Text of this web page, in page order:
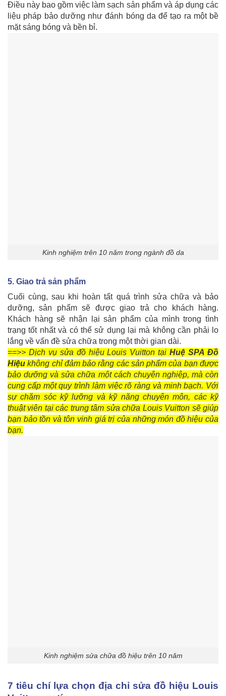
Điều này bao gồm việc làm sạch sản phẩm và áp dụng các
liệu pháp bảo dưỡng như đánh bóng da để tạo ra một bề
mặt sáng bóng và bền bỉ.
Kinh nghiệm trên 10 năm trong ngành đồ da
5. Giao trả sản phẩm
Cuối cùng, sau khi hoàn tất quá trình sửa chữa và bảo
dưỡng, sản phẩm sẽ được giao trả cho khách hàng.
Khách hàng sẽ nhận lại sản phẩm của mình trong tình
trạng tốt nhất và có thể sử dụng lại mà không cần phải lo
lắng về vấn đề sửa chữa trong một thời gian dài.
==>> Dịch vụ sửa đồ hiệu Louis Vuitton tạiHuệ SPA Đồ
Hiệu không chỉ đảm bảo rằng các sản phẩm của bạn được
bảo dưỡng và sửa chữa một cách chuyên nghiệp, mà còn
cung cấp một quy trình làm việc rõ ràng và minh bạch. Với
sự chăm sóc kỹ lưỡng và kỹ năng chuyên môn, các kỹ
thuật viên tại các trung tâm sửa chữa Louis Vuitton sẽ giúp
bạn bảo tồn và tôn vinh giá trị của những món đồ hiệu của
bạn.
Kinh nghiệm sửa chữa đồ hiệu trên 10 năm
7 tiêu chí lựa chọn địa chỉ sửa đồ hiệu Louis